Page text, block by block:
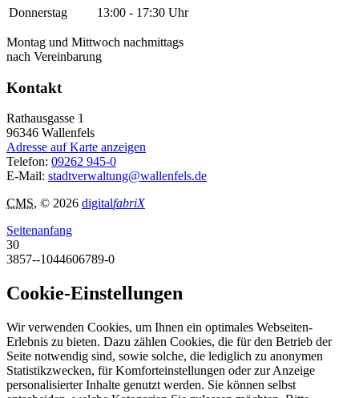
Donnerstag
13:00 - 17:30 Uhr
Montag und Mittwoch nachmittags
nach Vereinbarung
Kontakt
Rathausgasse 1
96346 Wallenfels
Adresse auf Karte anzeigen
Telefon: 09262 945-0
E-Mail: stadtverwaltung@wallenfels.de
CMS, © 2026 digitalfabriX
Seitenanfang
30
3857--1044606789-0
Cookie-Einstellungen
Wir verwenden Cookies, um Ihnen ein optimales Webseiten-
Erlebnis zu bieten. Dazu zählen Cookies, die für den Betrieb der
Seite notwendig sind, sowie solche, die lediglich zu anonymen
Statistikzwecken, für Komforteinstellungen oder zur Anzeige
personalisierter Inhalte genutzt werden. Sie können selbst